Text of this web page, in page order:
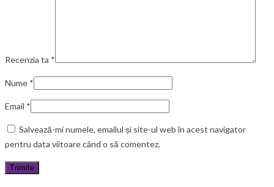
Recenzia ta *
Nume *
Email *
Salvează-mi numele, emailul și site-ul web în acest navigator
pentru data viitoare când o să comentez.